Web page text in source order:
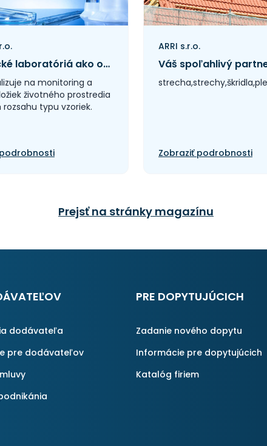
Analytické laboratóriá ako opora ochrany životného prostredia na Slovensku
na monitoring a
životného prostredia
rozsahu typu vzoriek.
ARRI s.r.o.
Zobraziť podrobnosti
Prejsť na stránky magazínu
dodávateľa
pre dodávateľov
PRE DOPYTUJÚCICH
Zadanie nového dopytu
Informácie pre dopytujúcich
Katalóg firiem